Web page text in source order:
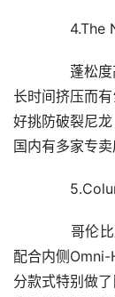
4.The
蓬松度高
长时间挤压而
好挑防破裂尼
国内有多家专卖
哥伦比亚
配合内侧Omni-
分款式特别做